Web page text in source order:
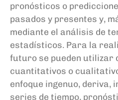
pronósticos o
pasados ​​y presentes y,
mediante el análisis de
estadísticos. Para la
futuro se pueden utilizar
cuantitativos o
enfoque ingenuo, deriva,
series de tiempo,